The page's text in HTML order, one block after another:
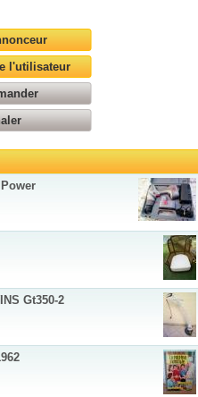
l'utilisateur
Gt350-2